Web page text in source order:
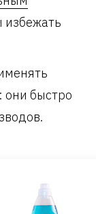
избежать
они быстро